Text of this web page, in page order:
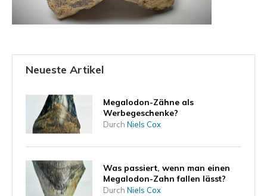
Neueste Artikel
Megalodon-Zähne als
Werbegeschenke?
Durch Niels Cox
Was passiert, wenn man einen
Megalodon-Zahn fallen lässt?
Durch Niels Cox